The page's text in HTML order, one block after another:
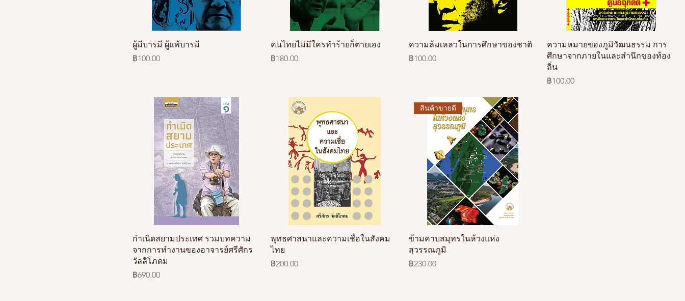
ผู้มีบารมี ผู้แพ้บารมี
ราคา
฿100.00
คนไทยไม่มีใครทำร้ายก็ตายเอง
ราคา
฿180.00
ความล้มเหลวในการศึกษาของชาติ
ราคา
฿100.00
ความหมายของภูมิวัฒนธรรม การ
ศึกษาจากภายในและสำนึกของท้อง
ถิ่น
ราคา
฿100.00
กำเนิดสยามประเทศ รวมบทความ
จากการทำงานของอาจารย์ศรีศักร
วัลลิโภดม
ราคา
฿690.00
พุทธศาสนาและความเชื่อในสังคม
ไทย
ราคา
฿200.00
สินค้าขายดี
ข้ามคาบสมุทรในห้วงแห่ง
สุวรรณภูมิ
ราคา
฿230.00